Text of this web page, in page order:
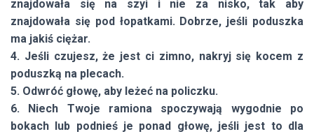
znajdowała się na szyi i nie za nisko, tak aby
znajdowała się pod łopatkami. Dobrze, jeśli poduszka
ma jakiś ciężar.
4. Jeśli czujesz, że jest ci zimno, nakryj się kocem z
poduszką na plecach.
5. Odwróć głowę, aby leżeć na policzku.
6. Niech Twoje ramiona spoczywają wygodnie po
bokach lub podnieś je ponad głowę, jeśli jest to dla